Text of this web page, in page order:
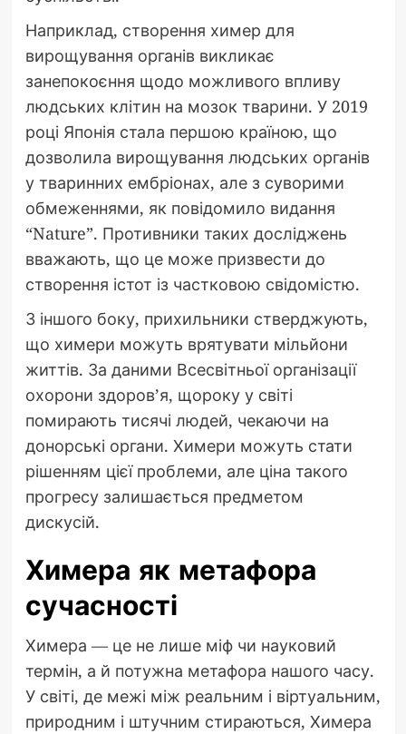
Наприклад, створення химер для
вирощування органів викликає
занепокоєння щодо можливого впливу
людських клітин на мозок тварини. У 2019
році Японія стала першою країною, що
дозволила вирощування людських органів
у тваринних ембріонах, але з суворими
обмеженнями, як повідомило видання
“Nature”. Противники таких досліджень
вважають, що це може призвести до
створення істот із частковою свідомістю.
З іншого боку, прихильники стверджують,
що химери можуть врятувати мільйони
життів. За даними Всесвітньої організації
охорони здоров’я, щороку у світі
помирають тисячі людей, чекаючи на
донорські органи. Химери можуть стати
рішенням цієї проблеми, але ціна такого
прогресу залишається предметом
дискусій.
Химера як метафора
сучасності
Химера — це не лише міф чи науковий
термін, а й потужна метафора нашого часу.
У світі, де межі між реальним і віртуальним,
природним і штучним стираються, Химера